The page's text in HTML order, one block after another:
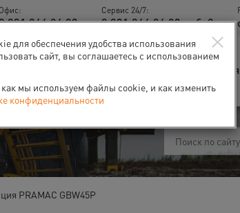
Офис:
831 266 06 93
Сервис 24/7:
8 831 266 06 93 доб. 2
PRAMAC GBW45P
×
для обеспечения удобства использования
сайт, вы соглашаетесь с использованием
мы используем файлы cookie, и как изменить
конфиденциальности